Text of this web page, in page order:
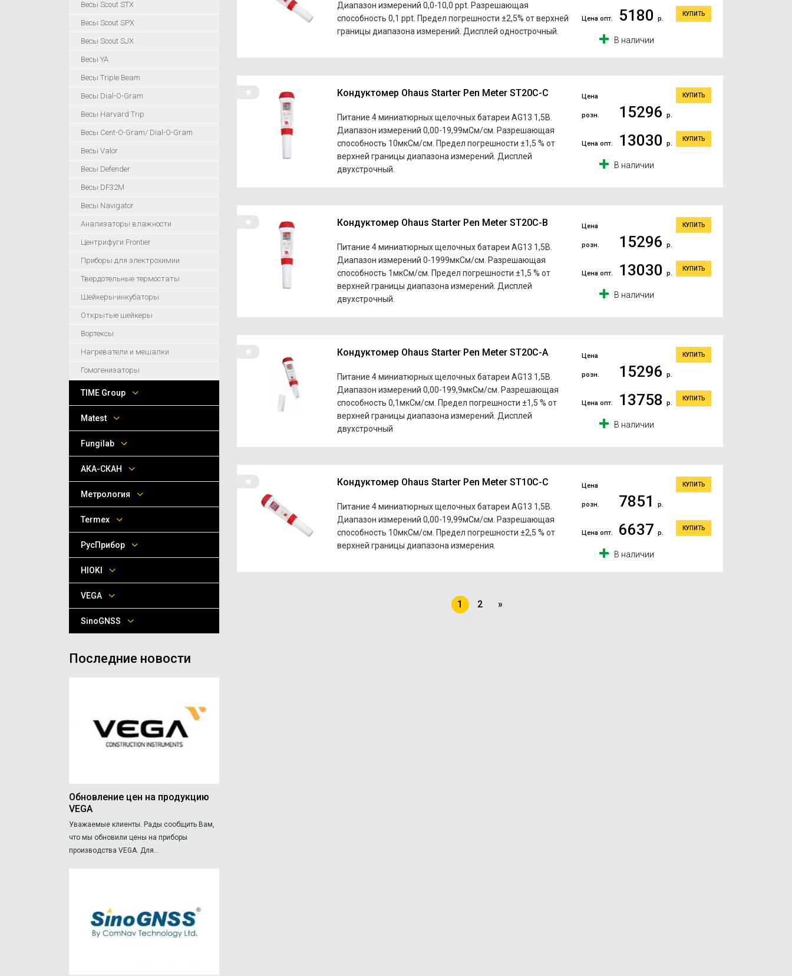
Диапазон измерений 0,0-10,0 ppt. Разрешающая
способность 0,1 ppt. Предел погрешности ±2,5% от верхней
границы диапазона измерений. Дисплей однострочный.
Цена опт. 5180 р.
КУПИТЬ
В наличии
Кондуктомер Ohaus Starter Pen Meter ST20C-C
Питание 4 миниатюрных щелочных батареи AG13 1,5В.
Диапазон измерений 0,00-19,99мСм/см. Разрешающая
способность 10мкСм/см. Предел погрешности ±1,5 % от
верхней границы диапазона измерений. Дисплей
двухстрочный.
Цена
розн. 15296 р.
КУПИТЬ
Цена опт. 13030 р.
КУПИТЬ
В наличии
Кондуктомер Ohaus Starter Pen Meter ST20C-B
Питание 4 миниатюрных щелочных батареи AG13 1,5В.
Диапазон измерений 0-1999мкСм/см. Разрешающая
способность 1мкСм/см. Предел погрешности ±1,5 % от
верхней границы диапазона измерений. Дисплей
двухстрочный.
Цена
розн. 15296 р.
КУПИТЬ
Цена опт. 13030 р.
КУПИТЬ
В наличии
Кондуктомер Ohaus Starter Pen Meter ST20C-A
Питание 4 миниатюрных щелочных батареи AG13 1,5В.
Диапазон измерений 0,00-199,9мкСм/см. Разрешающая
способность 0,1мкСм/см. Предел погрешности ±1,5 % от
верхней границы диапазона измерений. Дисплей
двухстрочный
Цена
розн. 15296 р.
КУПИТЬ
Цена опт. 13758 р.
КУПИТЬ
В наличии
Кондуктомер Ohaus Starter Pen Meter ST10C-C
Питание 4 миниатюрных щелочных батареи AG13 1,5В.
Диапазон измерений 0,00-19,99мСм/см. Разрешающая
способность 10мкСм/см. Предел погрешности ±2,5 % от
верхней границы диапазона измерения.
Цена
розн. 7851 р.
КУПИТЬ
Цена опт. 6637 р.
КУПИТЬ
В наличии
1 2 »
Весы Scout STX
Весы Scout SPX
Весы Scout SJX
Весы YA
Весы Triple Beam
Весы Dial-O-Gram
Весы Harvard Trip
Весы Cent-O-Gram/ Dial-O-Gram
Весы Valor
Весы Defender
Весы DF32M
Весы Navigator
Анализаторы влажности
Центрифуги Frontier
Приборы для электрохимии
Твердотельные термостаты
Шейкеры-инкубаторы
Открытые шейкеры
Вортексы
Нагреватели и мешалки
Гомогенизаторы
TIME Group
Matest
Fungilab
АКА-СКАН
Метрология
Termex
РусПрибор
HIOKI
VEGA
SinoGNSS
Последние новости
Обновление цен на продукцию
VEGA
Уважаемые клиенты. Рады сообщить Вам,
что мы обновили цены на приборы
производства VEGA. Для...